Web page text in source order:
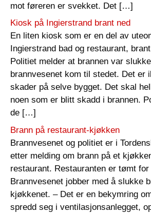
mot føreren er svekket. Det […]
Kiosk på Ingierstrand brant ned
En liten kiosk som er en del av
Ingierstrand bad og restaurant,
Politiet melder at brannen var
brannvesenet kom til stedet. Det er
skader på selve bygget. Det skal
noen som er blitt skadd i brannen.
de […]
Brann på restaurant-kjøkken
Brannvesenet og politiet er i
etter melding om brann på et
restaurant. Restauranten er tømt for
Brannvesenet jobber med å slukke
kjøkkenet. – Det er en bekymring
spredd seg i ventilasjonsanlegget,